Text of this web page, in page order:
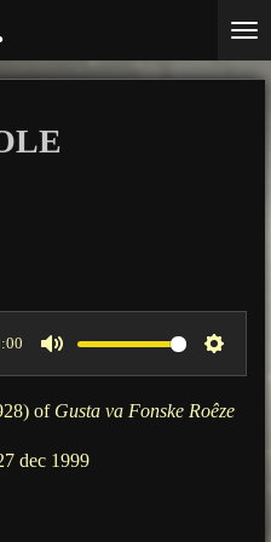
M
u
e
S
e
of Gusta va Fonske Roêze
dec 1999